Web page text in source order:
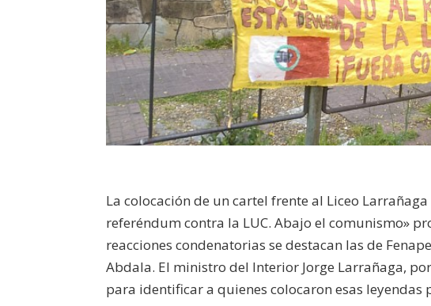
La colocación de un cartel frente al Liceo
referéndum contra la LUC. Abajo el comunismo»
reacciones condenatorias se destacan las de
Abdala. El ministro del Interior Jorge Larrañaga,
para identificar a quienes colocaron esas leyendas